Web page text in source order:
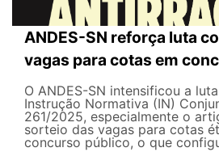
ANDES-SN reforça luta
vagas para cotas em
O ANDES-SN intensificou a
Instrução Normativa (IN)
261/2025, especialmente o
sorteio das vagas para cotas
concurso público, o que